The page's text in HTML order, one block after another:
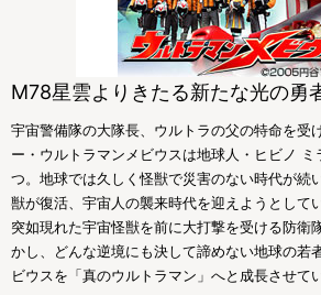
M78星雲よりきたる新たな光の勇
宇宙警備隊の大隊長、ウルトラの父の特命を受
ー・ウルトラマンメビウスは地球人・ヒビノ
つ。地球では久しく怪獣で災害のない時代が続
獣が復活、宇宙人の襲来時代を迎えようとしてい
突如現れた宇宙怪獣を前に大打撃を受ける防衛
かし、どんな逆境にも決して諦めない地球の若
ビウスを「真のウルトラマン」へと成長させて